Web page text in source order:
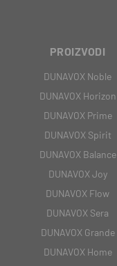
PROIZVODI
DUNAVOX Noble
DUNAVOX Horizon
DUNAVOX Prime
DUNAVOX Spirit
DUNAVOX Balance
DUNAVOX Joy
DUNAVOX Flow
DUNAVOX Sera
DUNAVOX Grande
DUNAVOX Home